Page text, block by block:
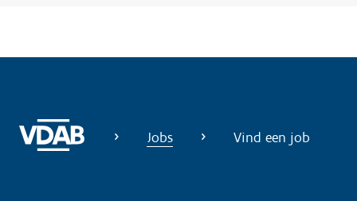
Jobs Vind een job